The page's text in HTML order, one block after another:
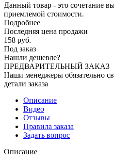
Данный товар - это сочетание
приемлемой стоимости.
Подробнее
Последняя цена продажи
158 руб.
Под заказ
Нашли дешевле?
ПРЕДВАРИТЕЛЬНЫЙ ЗАКАЗ
Наши менеджеры обязательно
детали заказа
Описание
Видео
Отзывы
Правила заказа
Задать вопрос
Описание